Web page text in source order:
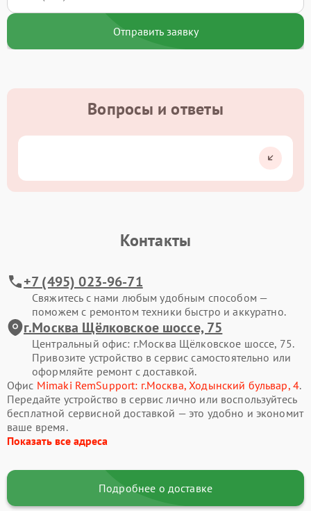
Отправить заявку
Вопросы и ответы
Контакты
+7 (495) 023-96-71
Свяжитесь с нами любым удобным способом —
поможем с ремонтом техники быстро и аккуратно.
г.Москва Щёлковское шоссе, 75
Центральный офис: г.Москва Щёлковское шоссе, 75.
Привозите устройство в сервис самостоятельно или
оформляйте ремонт с доставкой.
Офис Mimaki RemSupport: г.Москва, Ходынский бульвар, 4.
Передайте устройство в сервис лично или воспользуйтесь
бесплатной сервисной доставкой — это удобно и экономит
ваше время.
Показать все адреса
Подробнее о доставке